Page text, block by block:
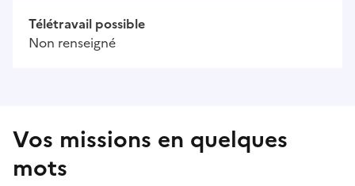
Télétravail possible
Non renseigné
Vos missions en quelques
mots